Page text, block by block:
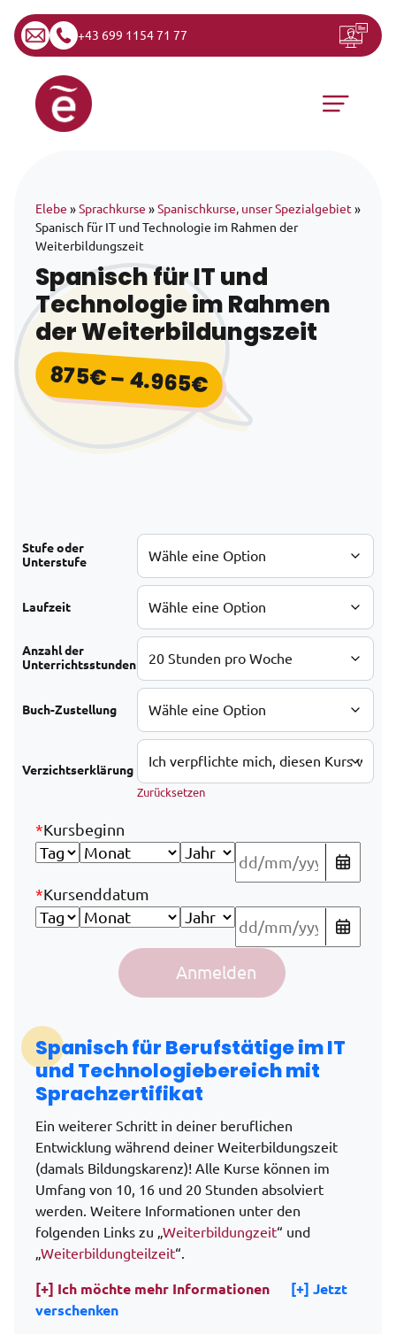
+43 699 1154 71 77
Zum Inhalt springen
Hauptnavigation
Elebe »Sprachkurse »Spanischkurse, unser Spezialgebiet »
Spanisch für IT und Technologie im Rahmen der
Weiterbildungszeit
Spanisch für IT und
Technologie im Rahmen
der Weiterbildungszeit
875€–4.965€Preisspanne:
Stufe oder
Unterstufe
Laufzeit
Anzahl der
Unterrichtsstunden
Buch-Zustellung
Verzichtserklärung
Zurücksetzen
*Kursbeginn
*Kursenddatum
Spanisch für IT und Technologie im Rahmen der
Anmelden
Spanisch für Berufstätige im IT
und Technologiebereich mit
Sprachzertifikat
Ein weiterer Schritt in deiner beruflichen
Entwicklung während deiner Weiterbildungszeit
(damals Bildungskarenz)! Alle Kurse können im
Umfang von 10, 16 und 20 Stunden absolviert
werden. Weitere Informationen unter den
folgenden Links zu „Weiterbildungzeit“ und
„Weiterbildungteilzeit“.
[+] Ich möchte mehr Informationen
[+] Jetzt
verschenken